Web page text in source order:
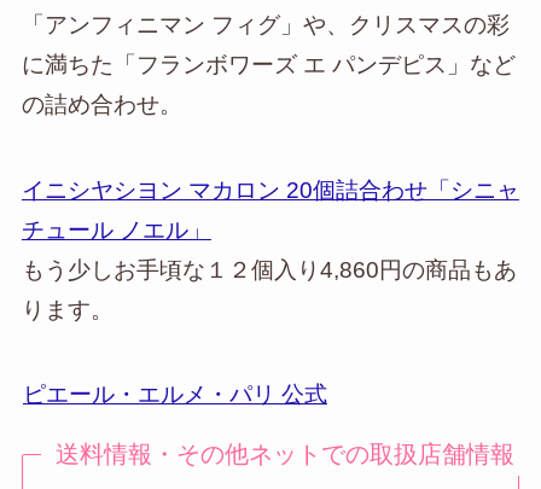
「アンフィニマン フィグ」や、クリスマスの彩
に満ちた「フランボワーズ エ パンデピス」など
の詰め合わせ。
イニシヤシヨン マカロン 20個詰合わせ「シニャ
チュール ノエル」
もう少しお手頃な１２個入り4,860円の商品もあ
ります。
ピエール・エルメ・パリ 公式
送料情報・その他ネットでの取扱店舗情報